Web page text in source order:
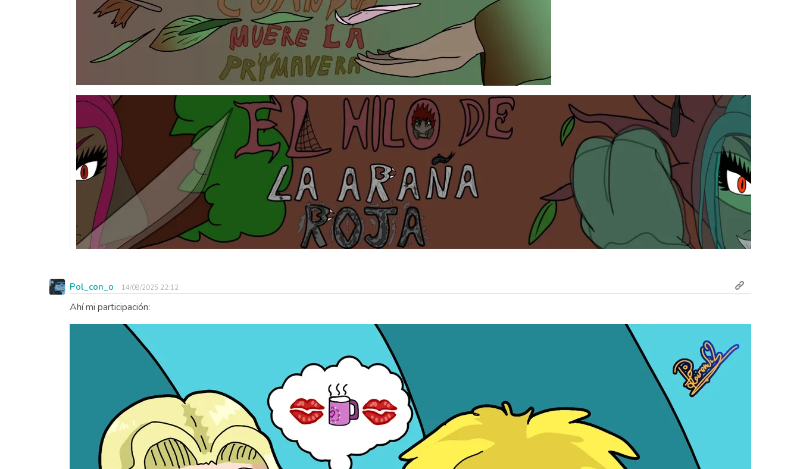
Pol_con_o 14/08/2025 22:12
Ahí mi participación: